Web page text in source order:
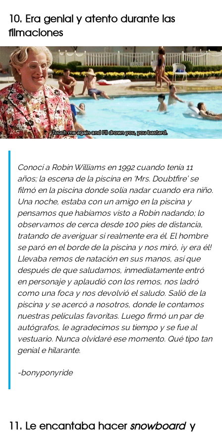
10. Era genial y atento durante las
filmaciones
Conocí a Robin Williams en 1992 cuando tenía 11
años; la escena de la piscina en ‘Mrs. Doubtfire’ se
filmó en la piscina donde solía nadar cuando era niño.
Una noche, estaba con un amigo en la piscina y
pensamos que habíamos visto a Robin nadando; lo
observamos de cerca desde 100 pies de distancia,
tratando de averiguar si realmente era él. El hombre
se paró en el borde de la piscina y nos miró, ¡y era él!
Llevaba remos de natación en sus manos, así que
después de que saludamos, inmediatamente entró
en personaje y aplaudió con los remos, nos ladró
como una foca y nos devolvió el saludo. Salió de la
piscina y se acercó a nosotros, donde le contamos
nuestras películas favoritas. Luego firmó un par de
autógrafos, le agradecimos su tiempo y se fue al
vestuario. Nunca olvidaré ese momento. Qué tipo tan
genial e hilarante.
-bonyponyride
11. Le encantaba hacer snowboard y